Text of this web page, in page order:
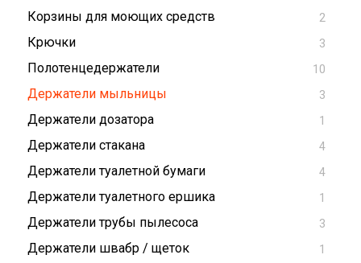
Корзины для моющих средств 2
Крючки 3
Полотенцедержатели 10
Держатели мыльницы 3
Держатели дозатора 1
Держатели стакана 4
Держатели туалетной бумаги 4
Держатели туалетного ершика 1
Держатели трубы пылесоса 3
Держатели швабр / щеток 1